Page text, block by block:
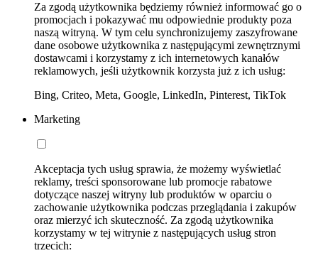
Za zgodą użytkownika będziemy również informować go o
promocjach i pokazywać mu odpowiednie produkty poza
naszą witryną. W tym celu synchronizujemy zaszyfrowane
dane osobowe użytkownika z następującymi zewnętrznymi
dostawcami i korzystamy z ich internetowych kanałów
reklamowych, jeśli użytkownik korzysta już z ich usług:
Bing, Criteo, Meta, Google, LinkedIn, Pinterest, TikTok
Marketing
Akceptacja tych usług sprawia, że możemy wyświetlać
reklamy, treści sponsorowane lub promocje rabatowe
dotyczące naszej witryny lub produktów w oparciu o
zachowanie użytkownika podczas przeglądania i zakupów
oraz mierzyć ich skuteczność. Za zgodą użytkownika
korzystamy w tej witrynie z następujących usług stron
trzecich: